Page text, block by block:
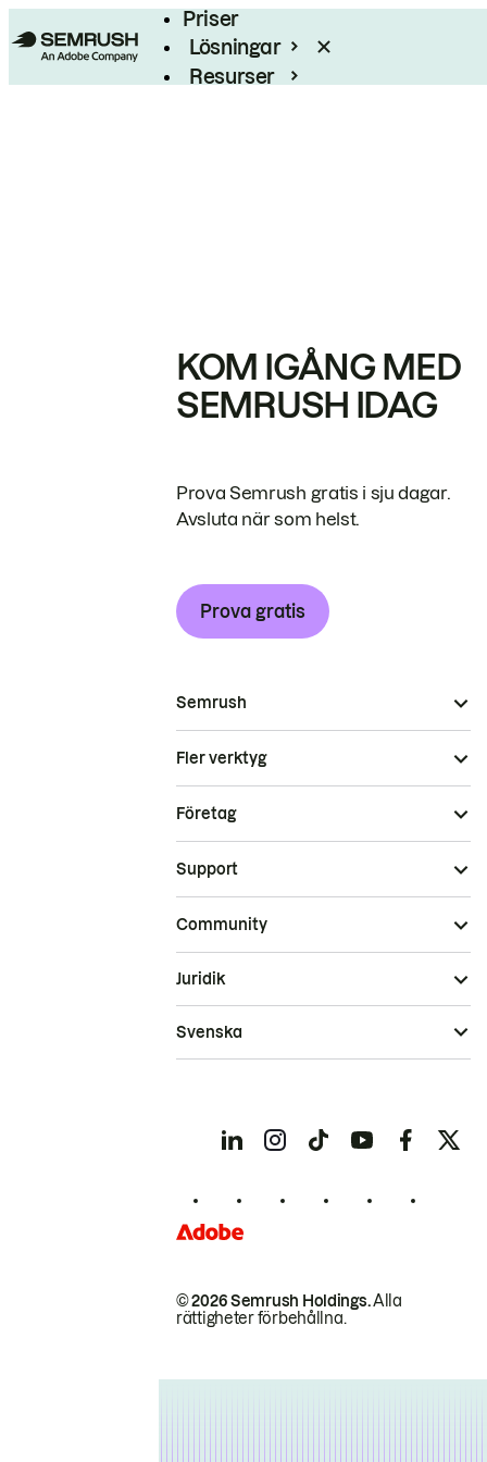
Priser
Lösningar
Resurser
KOM IGÅNG MED
SEMRUSH IDAG
Prova Semrush gratis i sju dagar.
Avsluta när som helst.
Prova gratis
Semrush
Fler verktyg
Företag
Support
Community
© 2026 Semrush Holdings.Alla
rättigheter förbehållna.
Juridik
Svenska